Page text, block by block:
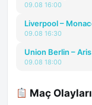
09.08 16:00
Liverpool –
09.08 16:30
Union Berlin –
09.08 18:00
Maç Olayları